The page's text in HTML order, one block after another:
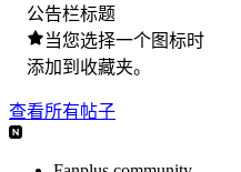
公告栏标题
当您选择一个图标时
添加到收藏夹。
查看所有帖子